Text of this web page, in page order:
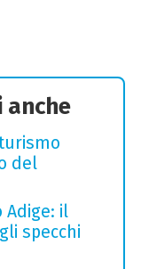
del
Adige: il
specchi